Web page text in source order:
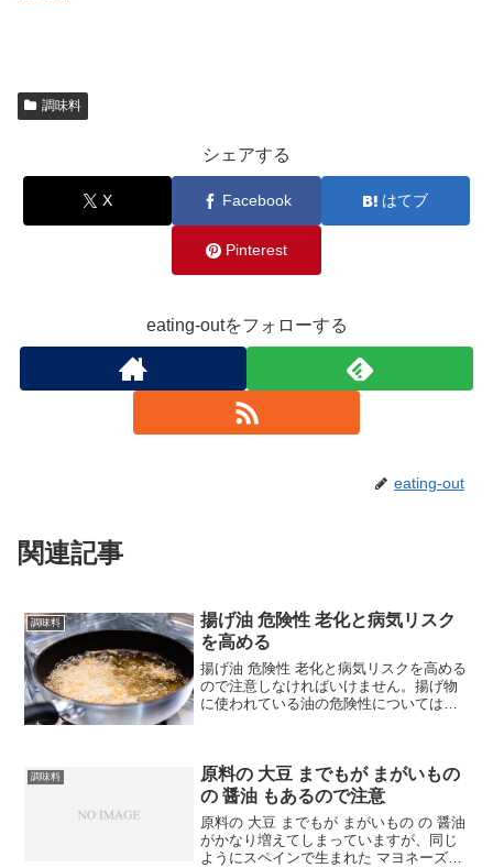
調味料
シェアする
X Facebook はてブ
Pinterest
eating-outをフォローする
eating-out
関連記事
調味料
揚げ油 危険性 老化と病気リスク
を高める
揚げ油 危険性 老化と病気リスクを高める
ので注意しなければいけません。揚げ物
に使われている油の危険性についてはさ
げ物はサクッとこん...
調味料
原料の 大豆 までもが まがいもの
の 醤油 もあるので注意
原料の 大豆 までもが まがいもの の 醤油
がかなり増えてしまっていますが、同じ
ようにスペインで生まれた マヨネーズ